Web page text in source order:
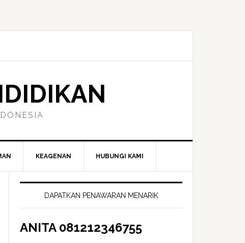
KEAGENAN HUBUNGI KAMI
Primary
SidebarDAPATKAN PENAWARAN MENARIK
ANITA 081212346755